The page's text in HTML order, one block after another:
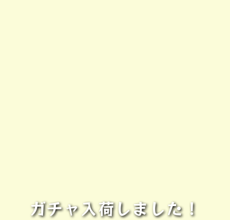
ガチャ入荷しました！